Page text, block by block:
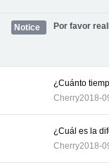
Notice Por favor
¿Cuánto
Cherry2018-
¿Cuál es la
Cherry2018-